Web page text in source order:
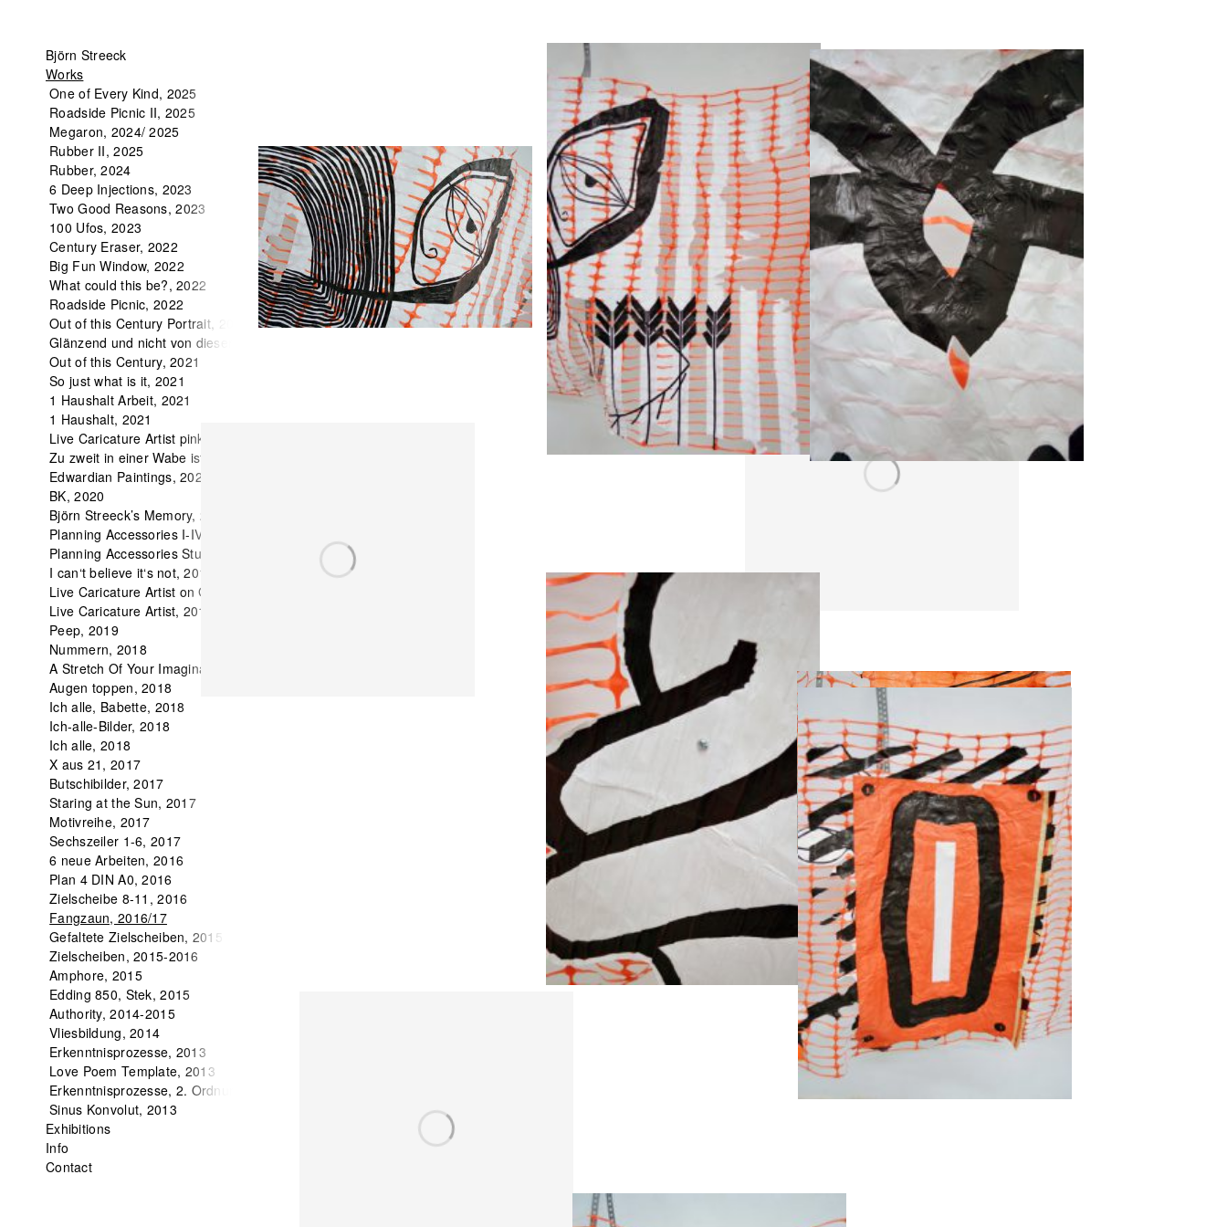
Björn Streeck
Works
One of Every Kind, 2025
Roadside Picnic II, 2025
Megaron, 2024/ 2025
Rubber II, 2025
Rubber, 2024
6 Deep Injections, 2023
Two Good Reasons, 2023
100 Ufos, 2023
Century Eraser, 2022
Big Fun Window, 2022
What could this be?, 2022
Roadside Picnic, 2022
Out of this Century Portrait, 2022
Glänzend und nicht von dieser Welt, 2022
Out of this Century, 2021
So just what is it, 2021
1 Haushalt Arbeit, 2021
1 Haushalt, 2021
Live Caricature Artist pink, 2020
Zu zweit in einer Wabe ist es viel schöner, 2020
Edwardian Paintings, 2020
BK, 2020
Björn Streeck’s Memory, 2019
Planning Accessories I-IV, 2019
Planning Accessories Studies, 2019
I can‘t believe it‘s not, 2019
Live Caricature Artist on Glassine, 2019
Live Caricature Artist, 2019
Peep, 2019
Nummern, 2018
A Stretch Of Your Imagination, 2018
Augen toppen, 2018
Ich alle, Babette, 2018
Ich-alle-Bilder, 2018
Ich alle, 2018
X aus 21, 2017
Butschibilder, 2017
Staring at the Sun, 2017
Motivreihe, 2017
Sechszeiler 1-6, 2017
6 neue Arbeiten, 2016
Plan 4 DIN A0, 2016
Zielscheibe 8-11, 2016
Fangzaun, 2016/17
Gefaltete Zielscheiben, 2015
Zielscheiben, 2015-2016
Amphore, 2015
Edding 850, Stek, 2015
Authority, 2014-2015
Vliesbildung, 2014
Erkenntnisprozesse, 2013
Love Poem Template, 2013
Erkenntnisprozesse, 2. Ordnung, 2013
Sinus Konvolut, 2013
Exhibitions
Info
Contact